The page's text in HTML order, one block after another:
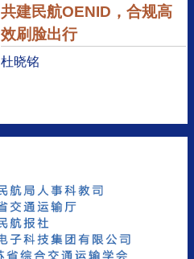
共建民航OENID，合规高
效刷脸出行
杜晓铭